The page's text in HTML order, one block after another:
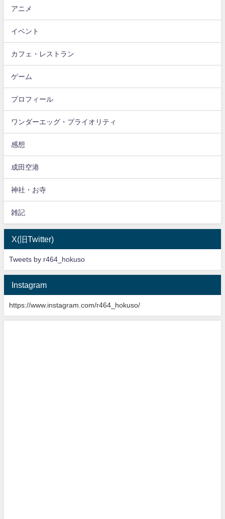
アニメ
イベント
カフェ・レストラン
ゲーム
プロフィール
ワンダーエッグ・プライオリティ
感想
成田空港
神社・お寺
雑記
X(旧Twitter)
Tweets by r464_hokuso
Instagram
https://www.instagram.com/r464_hokuso/